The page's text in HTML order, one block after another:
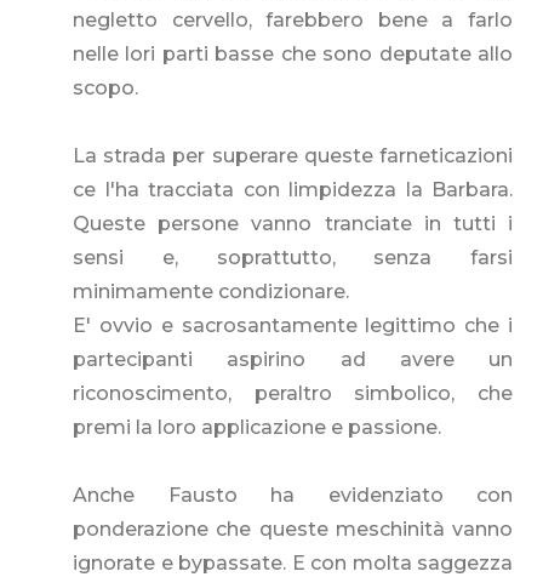
negletto cervello, farebbero bene a farlo
nelle lori parti basse che sono deputate allo
scopo.
La strada per superare queste farneticazioni
ce l'ha tracciata con limpidezza la Barbara.
Queste persone vanno tranciate in tutti i
sensi e, soprattutto, senza farsi
minimamente condizionare.
E' ovvio e sacrosantamente legittimo che i
partecipanti aspirino ad avere un
riconoscimento, peraltro simbolico, che
premi la loro applicazione e passione.
Anche Fausto ha evidenziato con
ponderazione che queste meschinità vanno
ignorate e bypassate. E con molta saggezza